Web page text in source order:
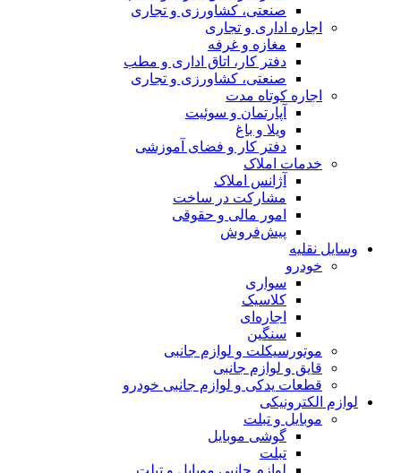
صنعتی،‌ کشاورزی و تجاری
اجاره اداری و تجاری
مغازه و غرفه
دفتر کار، اتاق اداری و مطب
صنعتی،‌ کشاورزی و تجاری
اجاره کوتاه مدت
آپارتمان و سوئیت
ویلا و باغ
دفتر کار و فضای آموزشی
خدمات املاک
آژانس املاک
مشارکت در ساخت
امور مالی و حقوقی
پیش‌فروش
وسایل نقلیه
خودرو
سواری
کلاسیک
اجاره‌ای
سنگین
موتورسیکلت و لوازم جانبی
قایق و لوازم جانبی
قطعات یدکی و لوازم جانبی خودرو
لوازم الکترونیکی
موبایل و تبلت
گوشی موبایل
تبلت